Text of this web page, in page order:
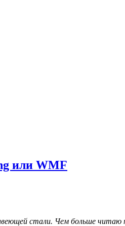
или WMF
стали. Чем больше